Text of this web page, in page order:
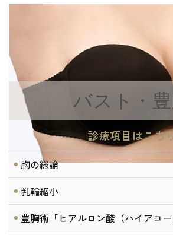
バスト・
診療項目はこち
胸の総論
乳輪縮小
豊胸術「ヒアルロン酸（ハイアコー